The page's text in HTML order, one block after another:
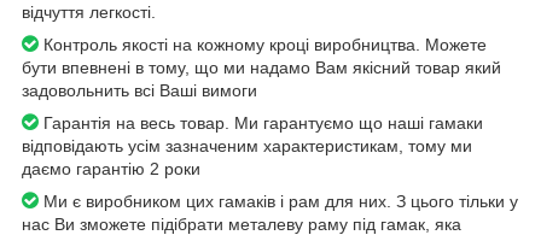
відчуття легкості.
Контроль якості на кожному кроці виробництва. Можете
бути впевнені в тому, що ми надамо Вам якісний товар який
задовольнить всі Ваші вимоги
Гарантія на весь товар. Ми гарантуємо що наші гамаки
відповідають усім зазначеним характеристикам, тому ми
даємо гарантію 2 роки
Ми є виробником цих гамаків і рам для них. З цього тільки у
нас Ви зможете підібрати металеву раму під гамак, яка